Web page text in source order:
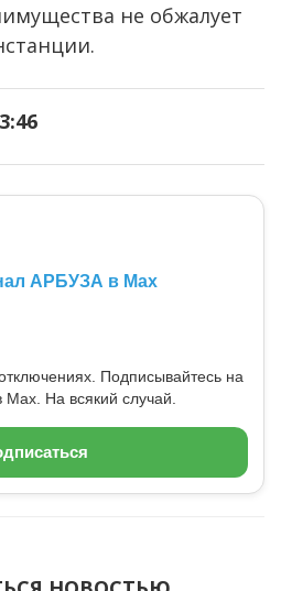
не обжалует
АРБУЗА в Max
Подписывайтесь на
Max. На всякий случай.